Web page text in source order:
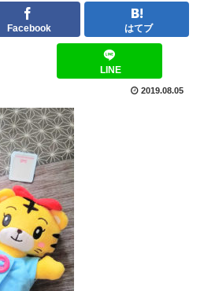
Facebook はてブ
LINE
2019.08.05